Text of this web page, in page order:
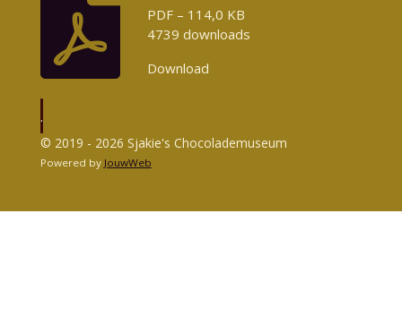
PDF – 114,0 KB
4739 downloads
Download
.
© 2019 - 2026 Sjakie's Chocolademuseum
Powered by JouwWeb